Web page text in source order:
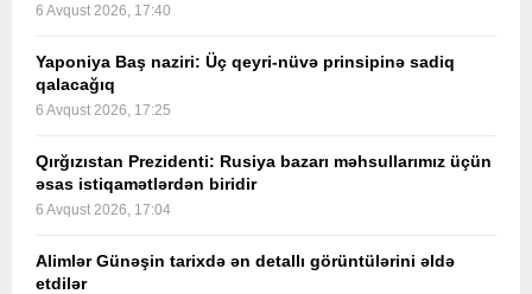
6 Avqust 2026, 17:40
Yaponiya Baş naziri: Üç qeyri-nüvə prinsipinə sadiq
qalacağıq
6 Avqust 2026, 17:25
Qırğızıstan Prezidenti: Rusiya bazarı məhsullarımız üçün
əsas istiqamətlərdən biridir
6 Avqust 2026, 17:04
Alimlər Günəşin tarixdə ən detallı görüntülərini əldə
etdilər